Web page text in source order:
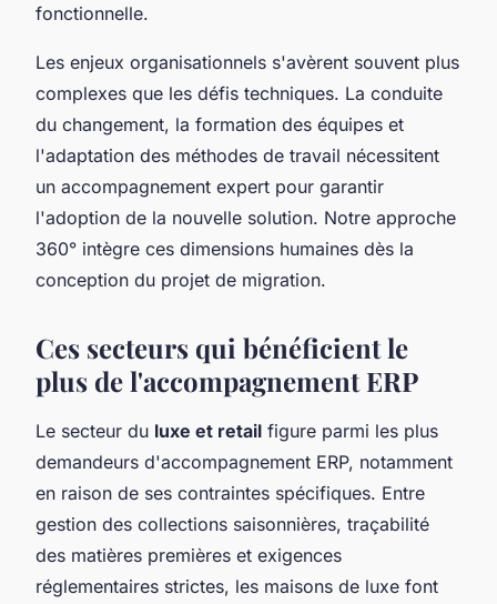
fonctionnelle.
Les enjeux organisationnels s'avèrent souvent plus
complexes que les défis techniques. La conduite
du changement, la formation des équipes et
l'adaptation des méthodes de travail nécessitent
un accompagnement expert pour garantir
l'adoption de la nouvelle solution. Notre approche
360° intègre ces dimensions humaines dès la
conception du projet de migration.
Ces secteurs qui bénéficient le
plus de l'accompagnement ERP
Le secteur du luxe et retail figure parmi les plus
demandeurs d'accompagnement ERP, notamment
en raison de ses contraintes spécifiques. Entre
gestion des collections saisonnières, traçabilité
des matières premières et exigences
réglementaires strictes, les maisons de luxe font